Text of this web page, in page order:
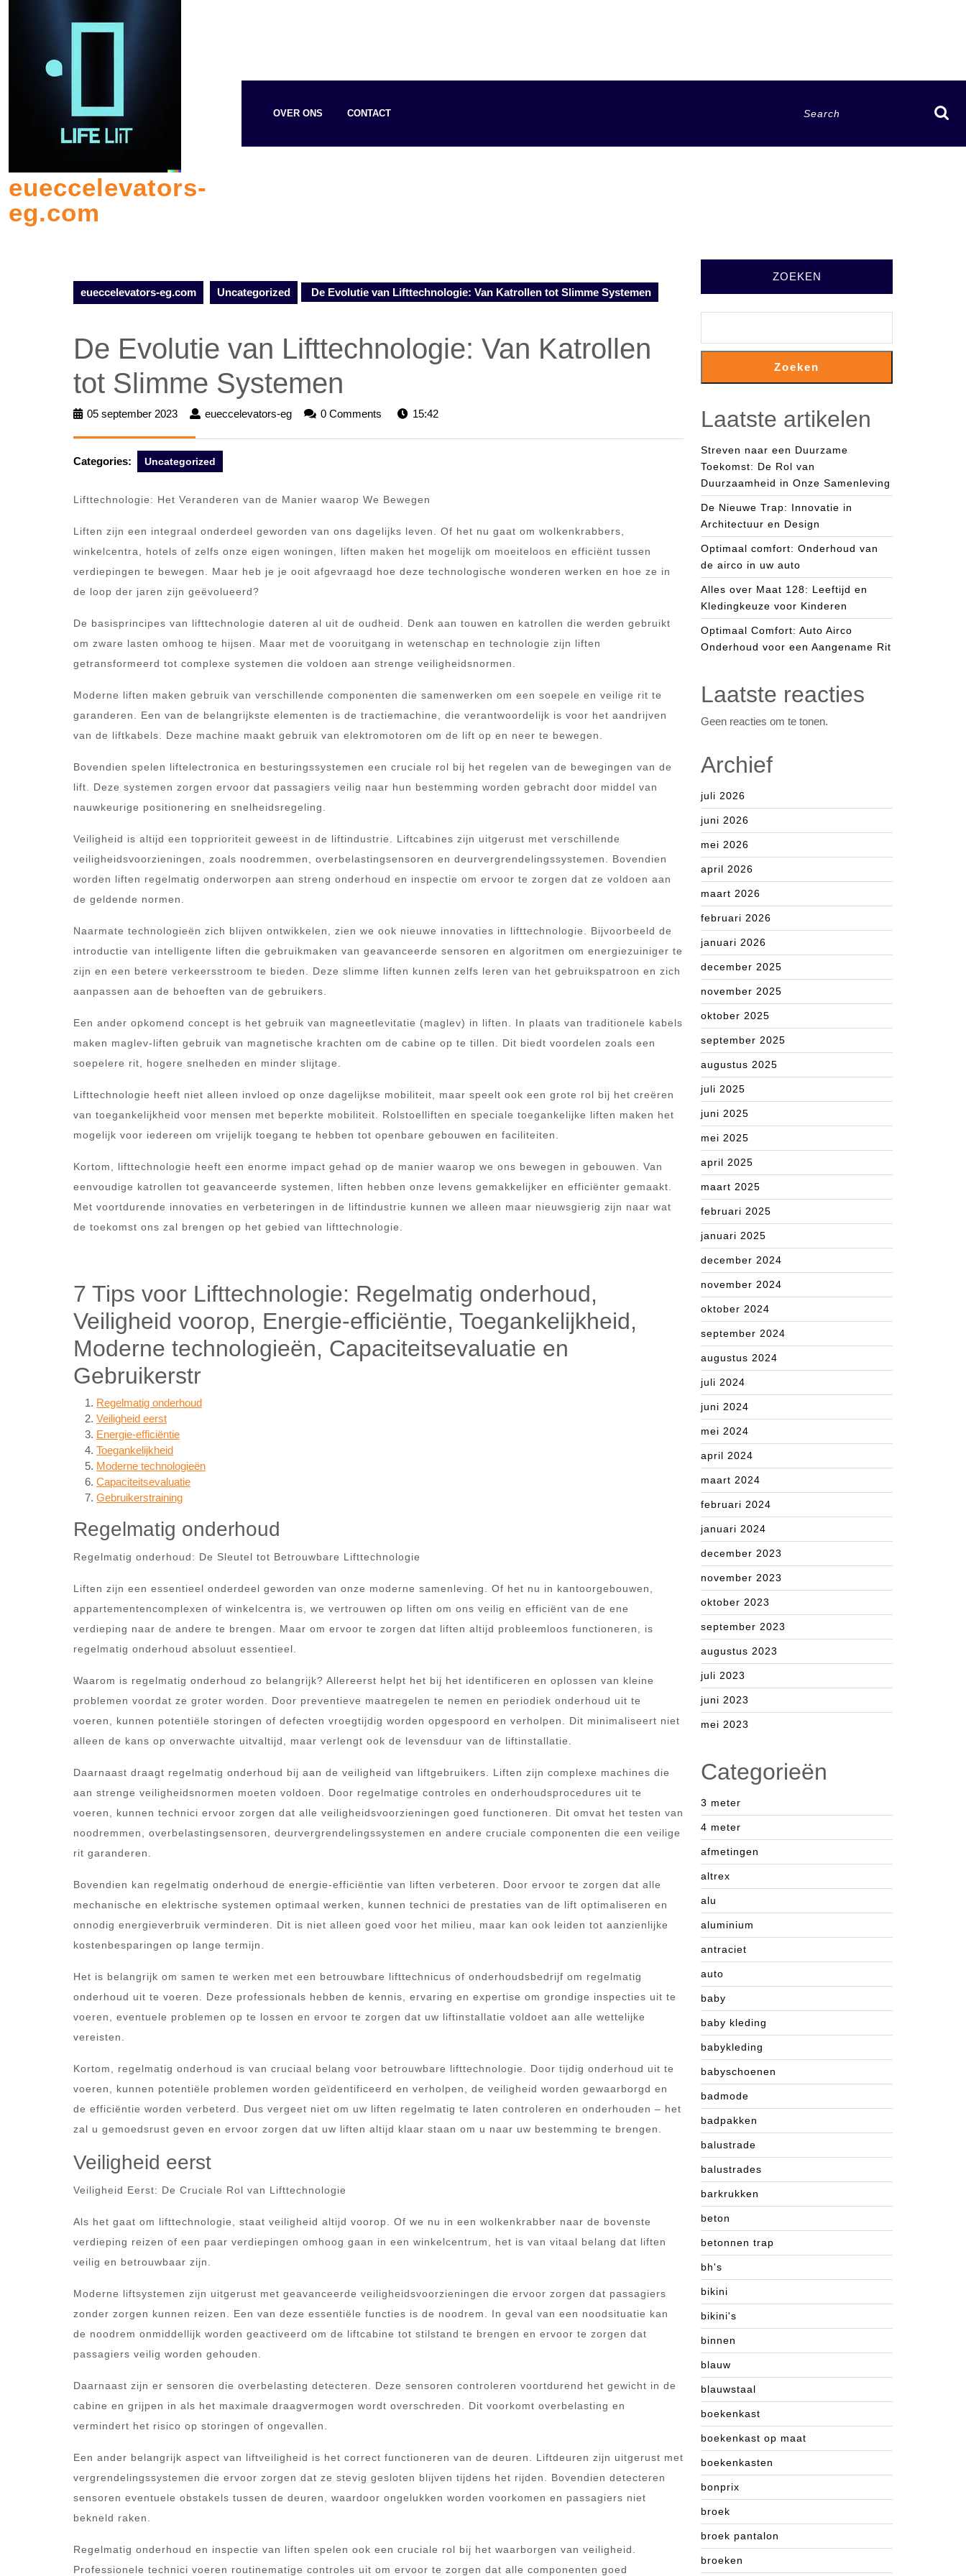
eueccelevators-
eg.com
OVER ONS CONTACT
eueccelevators-eg.com Uncategorized De Evolutie van Lifttechnologie: Van Katrollen tot Slimme Systemen
De Evolutie van Lifttechnologie: Van Katrollen
tot Slimme Systemen
05 september 2023
05
eueccelevators-eg
eueccelevators-
0 Comments 15:42
Categories: Uncategorized
Lifttechnologie: Het Veranderen van de Manier waarop We Bewegen
Liften zijn een integraal onderdeel geworden van ons dagelijks leven. Of het nu gaat om wolkenkrabbers,
winkelcentra, hotels of zelfs onze eigen woningen, liften maken het mogelijk om moeiteloos en efficiënt tussen
verdiepingen te bewegen. Maar heb je je ooit afgevraagd hoe deze technologische wonderen werken en hoe ze in
de loop der jaren zijn geëvolueerd?
De basisprincipes van lifttechnologie dateren al uit de oudheid. Denk aan touwen en katrollen die werden gebruikt
om zware lasten omhoog te hijsen. Maar met de vooruitgang in wetenschap en technologie zijn liften
getransformeerd tot complexe systemen die voldoen aan strenge veiligheidsnormen.
Moderne liften maken gebruik van verschillende componenten die samenwerken om een soepele en veilige rit te
garanderen. Een van de belangrijkste elementen is de tractiemachine, die verantwoordelijk is voor het aandrijven
van de liftkabels. Deze machine maakt gebruik van elektromotoren om de lift op en neer te bewegen.
Bovendien spelen liftelectronica en besturingssystemen een cruciale rol bij het regelen van de bewegingen van de
lift. Deze systemen zorgen ervoor dat passagiers veilig naar hun bestemming worden gebracht door middel van
nauwkeurige positionering en snelheidsregeling.
Veiligheid is altijd een topprioriteit geweest in de liftindustrie. Liftcabines zijn uitgerust met verschillende
veiligheidsvoorzieningen, zoals noodremmen, overbelastingsensoren en deurvergrendelingssystemen. Bovendien
worden liften regelmatig onderworpen aan streng onderhoud en inspectie om ervoor te zorgen dat ze voldoen aan
de geldende normen.
Naarmate technologieën zich blijven ontwikkelen, zien we ook nieuwe innovaties in lifttechnologie. Bijvoorbeeld de
introductie van intelligente liften die gebruikmaken van geavanceerde sensoren en algoritmen om energiezuiniger te
zijn en een betere verkeersstroom te bieden. Deze slimme liften kunnen zelfs leren van het gebruikspatroon en zich
aanpassen aan de behoeften van de gebruikers.
Een ander opkomend concept is het gebruik van magneetlevitatie (maglev) in liften. In plaats van traditionele kabels
maken maglev-liften gebruik van magnetische krachten om de cabine op te tillen. Dit biedt voordelen zoals een
soepelere rit, hogere snelheden en minder slijtage.
Lifttechnologie heeft niet alleen invloed op onze dagelijkse mobiliteit, maar speelt ook een grote rol bij het creëren
van toegankelijkheid voor mensen met beperkte mobiliteit. Rolstoelliften en speciale toegankelijke liften maken het
mogelijk voor iedereen om vrijelijk toegang te hebben tot openbare gebouwen en faciliteiten.
Kortom, lifttechnologie heeft een enorme impact gehad op de manier waarop we ons bewegen in gebouwen. Van
eenvoudige katrollen tot geavanceerde systemen, liften hebben onze levens gemakkelijker en efficiënter gemaakt.
Met voortdurende innovaties en verbeteringen in de liftindustrie kunnen we alleen maar nieuwsgierig zijn naar wat
de toekomst ons zal brengen op het gebied van lifttechnologie.
7 Tips voor Lifttechnologie: Regelmatig onderhoud,
Veiligheid voorop, Energie-efficiëntie, Toegankelijkheid,
Moderne technologieën, Capaciteitsevaluatie en
Gebruikerstr
Regelmatig onderhoud
Veiligheid eerst
Energie-efficiëntie
Toegankelijkheid
Moderne technologieën
Capaciteitsevaluatie
Gebruikerstraining
Regelmatig onderhoud
Regelmatig onderhoud: De Sleutel tot Betrouwbare Lifttechnologie
Liften zijn een essentieel onderdeel geworden van onze moderne samenleving. Of het nu in kantoorgebouwen,
appartementencomplexen of winkelcentra is, we vertrouwen op liften om ons veilig en efficiënt van de ene
verdieping naar de andere te brengen. Maar om ervoor te zorgen dat liften altijd probleemloos functioneren, is
regelmatig onderhoud absoluut essentieel.
Waarom is regelmatig onderhoud zo belangrijk? Allereerst helpt het bij het identificeren en oplossen van kleine
problemen voordat ze groter worden. Door preventieve maatregelen te nemen en periodiek onderhoud uit te
voeren, kunnen potentiële storingen of defecten vroegtijdig worden opgespoord en verholpen. Dit minimaliseert niet
alleen de kans op onverwachte uitvaltijd, maar verlengt ook de levensduur van de liftinstallatie.
Daarnaast draagt regelmatig onderhoud bij aan de veiligheid van liftgebruikers. Liften zijn complexe machines die
aan strenge veiligheidsnormen moeten voldoen. Door regelmatige controles en onderhoudsprocedures uit te
voeren, kunnen technici ervoor zorgen dat alle veiligheidsvoorzieningen goed functioneren. Dit omvat het testen van
noodremmen, overbelastingsensoren, deurvergrendelingssystemen en andere cruciale componenten die een veilige
rit garanderen.
Bovendien kan regelmatig onderhoud de energie-efficiëntie van liften verbeteren. Door ervoor te zorgen dat alle
mechanische en elektrische systemen optimaal werken, kunnen technici de prestaties van de lift optimaliseren en
onnodig energieverbruik verminderen. Dit is niet alleen goed voor het milieu, maar kan ook leiden tot aanzienlijke
kostenbesparingen op lange termijn.
Het is belangrijk om samen te werken met een betrouwbare lifttechnicus of onderhoudsbedrijf om regelmatig
onderhoud uit te voeren. Deze professionals hebben de kennis, ervaring en expertise om grondige inspecties uit te
voeren, eventuele problemen op te lossen en ervoor te zorgen dat uw liftinstallatie voldoet aan alle wettelijke
vereisten.
Kortom, regelmatig onderhoud is van cruciaal belang voor betrouwbare lifttechnologie. Door tijdig onderhoud uit te
voeren, kunnen potentiële problemen worden geïdentificeerd en verholpen, de veiligheid worden gewaarborgd en
de efficiëntie worden verbeterd. Dus vergeet niet om uw liften regelmatig te laten controleren en onderhouden – het
zal u gemoedsrust geven en ervoor zorgen dat uw liften altijd klaar staan om u naar uw bestemming te brengen.
Veiligheid eerst
Veiligheid Eerst: De Cruciale Rol van Lifttechnologie
Als het gaat om lifttechnologie, staat veiligheid altijd voorop. Of we nu in een wolkenkrabber naar de bovenste
verdieping reizen of een paar verdiepingen omhoog gaan in een winkelcentrum, het is van vitaal belang dat liften
veilig en betrouwbaar zijn.
Moderne liftsystemen zijn uitgerust met geavanceerde veiligheidsvoorzieningen die ervoor zorgen dat passagiers
zonder zorgen kunnen reizen. Een van deze essentiële functies is de noodrem. In geval van een noodsituatie kan
de noodrem onmiddellijk worden geactiveerd om de liftcabine tot stilstand te brengen en ervoor te zorgen dat
passagiers veilig worden gehouden.
Daarnaast zijn er sensoren die overbelasting detecteren. Deze sensoren controleren voortdurend het gewicht in de
cabine en grijpen in als het maximale draagvermogen wordt overschreden. Dit voorkomt overbelasting en
vermindert het risico op storingen of ongevallen.
Een ander belangrijk aspect van liftveiligheid is het correct functioneren van de deuren. Liftdeuren zijn uitgerust met
vergrendelingssystemen die ervoor zorgen dat ze stevig gesloten blijven tijdens het rijden. Bovendien detecteren
sensoren eventuele obstakels tussen de deuren, waardoor ongelukken worden voorkomen en passagiers niet
bekneld raken.
Regelmatig onderhoud en inspectie van liften spelen ook een cruciale rol bij het waarborgen van veiligheid.
Professionele technici voeren routinematige controles uit om ervoor te zorgen dat alle componenten goed
ZOEKEN
Zoeken
Laatste artikelen
Streven naar een Duurzame
Toekomst: De Rol van
Duurzaamheid in Onze Samenleving
De Nieuwe Trap: Innovatie in
Architectuur en Design
Optimaal comfort: Onderhoud van
de airco in uw auto
Alles over Maat 128: Leeftijd en
Kledingkeuze voor Kinderen
Optimaal Comfort: Auto Airco
Onderhoud voor een Aangename Rit
Laatste reacties
Geen reacties om te tonen.
Archief
juli 2026
juni 2026
mei 2026
april 2026
maart 2026
februari 2026
januari 2026
december 2025
november 2025
oktober 2025
september 2025
augustus 2025
juli 2025
juni 2025
mei 2025
april 2025
maart 2025
februari 2025
januari 2025
december 2024
november 2024
oktober 2024
september 2024
augustus 2024
juli 2024
juni 2024
mei 2024
april 2024
maart 2024
februari 2024
januari 2024
december 2023
november 2023
oktober 2023
september 2023
augustus 2023
juli 2023
juni 2023
mei 2023
Categorieën
3 meter
4 meter
afmetingen
altrex
alu
aluminium
antraciet
auto
baby
baby kleding
babykleding
babyschoenen
badmode
badpakken
balustrade
balustrades
barkrukken
beton
betonnen trap
bh's
bikini
bikini's
binnen
blauw
blauwstaal
boekenkast
boekenkast op maat
boekenkasten
bonprix
broek
broek pantalon
broeken